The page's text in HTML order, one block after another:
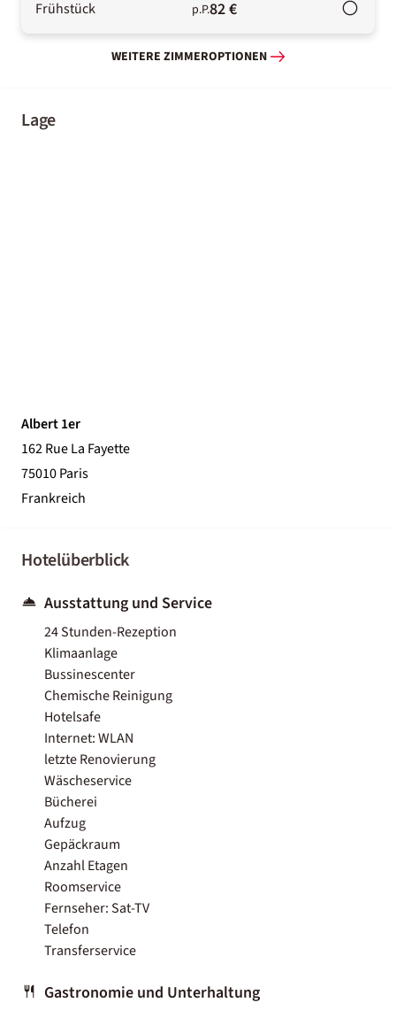
Frühstück p.P.82 €
WEITERE ZIMMEROPTIONEN
Lage
Albert 1er
162 Rue La Fayette
75010 Paris
Frankreich
Hotelüberblick
Ausstattung und Service
24 Stunden-Rezeption
Klimaanlage
Bussinescenter
Chemische Reinigung
Hotelsafe
Internet: WLAN
letzte Renovierung
Wäscheservice
Bücherei
Aufzug
Gepäckraum
Anzahl Etagen
Roomservice
Fernseher: Sat-TV
Telefon
Transferservice
Gastronomie und Unterhaltung